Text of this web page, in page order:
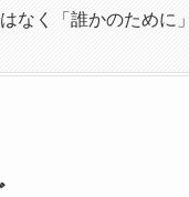
なく「誰かのために